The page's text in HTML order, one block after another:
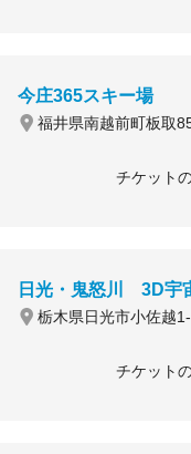
今庄365スキー場
福井県南越前町板取
チケット
日光・鬼怒川 3D宇
栃木県日光市小佐越
チケット